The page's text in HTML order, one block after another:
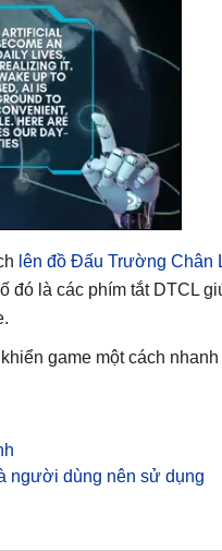
lên đồ Đấu Trường Chân
đó là các phím tắt DTCL
game một cách
người dùng nên sử dụng